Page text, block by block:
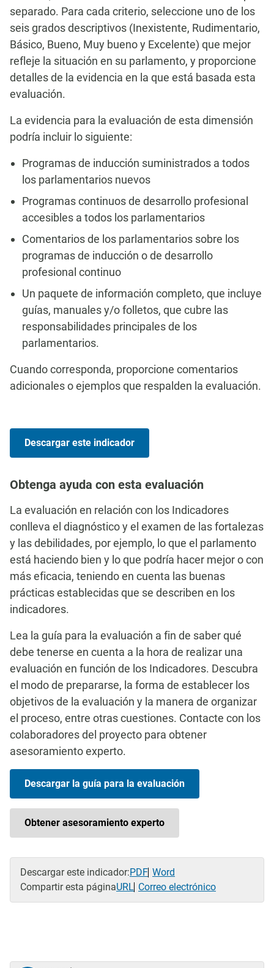
separado. Para cada criterio, seleccione uno de los
seis grados descriptivos (Inexistente, Rudimentario,
Básico, Bueno, Muy bueno y Excelente) que mejor
refleje la situación en su parlamento, y proporcione
detalles de la evidencia en la que está basada esta
evaluación.
La evidencia para la evaluación de esta dimensión
podría incluir lo siguiente:
Programas de inducción suministrados a todos
los parlamentarios nuevos
Programas continuos de desarrollo profesional
accesibles a todos los parlamentarios
Comentarios de los parlamentarios sobre los
programas de inducción o de desarrollo
profesional continuo
Un paquete de información completo, que incluye
guías, manuales y/o folletos, que cubre las
responsabilidades principales de los
parlamentarios.
Cuando corresponda, proporcione comentarios
adicionales o ejemplos que respalden la evaluación.
Descargar este indicador
Obtenga ayuda con esta evaluación
La evaluación en relación con los Indicadores
conlleva el diagnóstico y el examen de las fortalezas
y las debilidades, por ejemplo, lo que el parlamento
está haciendo bien y lo que podría hacer mejor o con
más eficacia, teniendo en cuenta las buenas
prácticas establecidas que se describen en los
indicadores.
Lea la guía para la evaluación a fin de saber qué
debe tenerse en cuenta a la hora de realizar una
evaluación en función de los Indicadores. Descubra
el modo de prepararse, la forma de establecer los
objetivos de la evaluación y la manera de organizar
el proceso, entre otras cuestiones. Contacte con los
colaboradores del proyecto para obtener
asesoramiento experto.
Descargar la guía para la evaluación
Obtener asesoramiento experto
Descargar este indicador:PDF Word
Compartir esta páginaURL Correo electrónico